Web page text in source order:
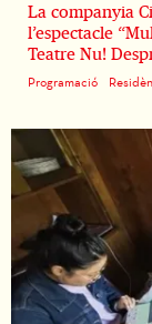
La companyia
l’espectacle
Teatre Nu!
Programació